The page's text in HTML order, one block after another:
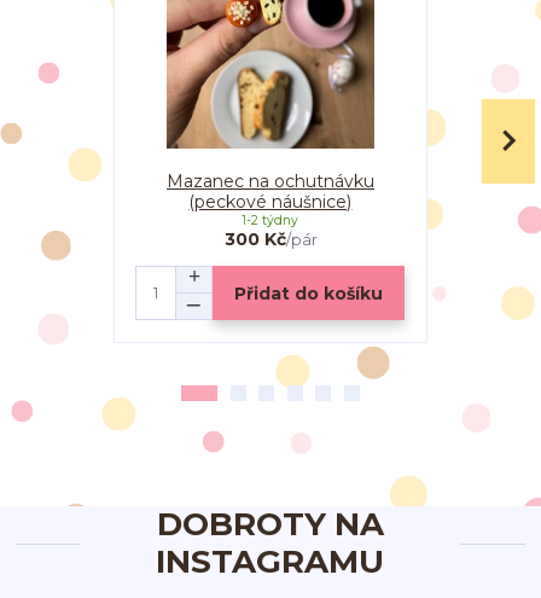
Mazanec na ochutnávku
(peckové náušnice)
300 Kč/pár
1-2 týdny
Přidat do košíku
DOBROTY NA
INSTAGRAMU